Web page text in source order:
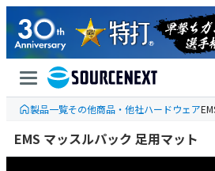
製品一覧その他商品・他社ハードウェア
EMS マッスルパック 足用マット